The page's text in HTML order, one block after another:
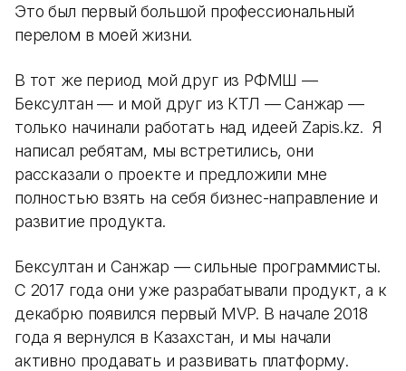
Это был первый большой профессиональный
перелом в моей жизни.
В тот же период мой друг из РФМШ —
Бексултан — и мой друг из КТЛ — Санжар —
только начинали работать над идеей Zapis.kz. Я
написал ребятам, мы встретились, они
рассказали о проекте и предложили мне
полностью взять на себя бизнес-направление и
развитие продукта.
Бексултан и Санжар — сильные программисты.
С 2017 года они уже разрабатывали продукт, а к
декабрю появился первый MVP. В начале 2018
года я вернулся в Казахстан, и мы начали
активно продавать и развивать платформу.